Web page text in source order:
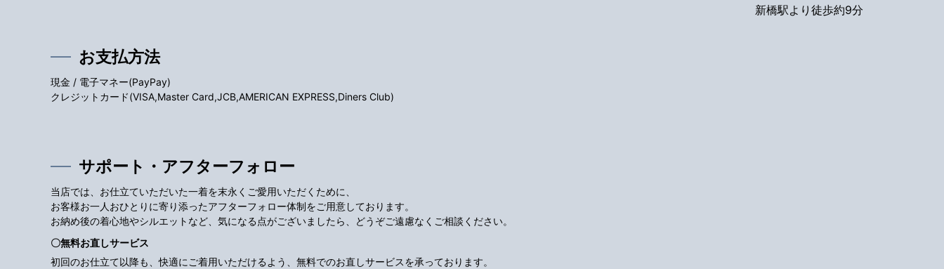
新橋駅より徒歩約9分
お支払方法
現金 / 電子マネー(PayPay)
クレジットカード(VISA,Master Card,JCB,AMERICAN EXPRESS,Diners Club)
サポート・アフターフォロー
当店では、お仕立ていただいた一着を末永くご愛用いただくために、
お客様お一人おひとりに寄り添ったアフターフォロー体制をご用意しております。
お納め後の着心地やシルエットなど、気になる点がございましたら、どうぞご遠慮なくご相談ください。
〇無料お直しサービス
初回のお仕立て以降も、快適にご着用いただけるよう、無料でのお直しサービスを承っております。